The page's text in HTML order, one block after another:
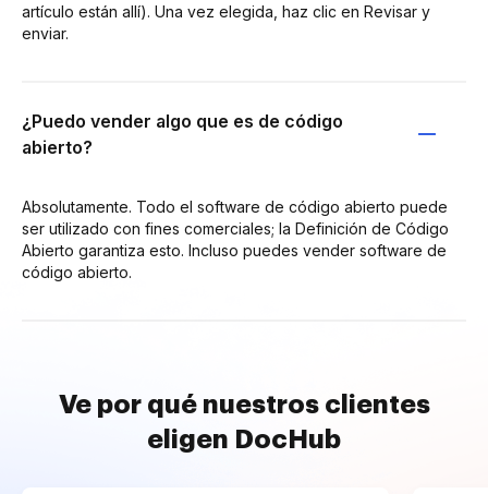
artículo están allí). Una vez elegida, haz clic en Revisar y
enviar.
¿Puedo vender algo que es de código
abierto?
Absolutamente. Todo el software de código abierto puede
ser utilizado con fines comerciales; la Definición de Código
Abierto garantiza esto. Incluso puedes vender software de
código abierto.
Ve por qué nuestros clientes
eligen DocHub